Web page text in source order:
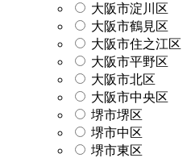
大阪市淀川区
大阪市鶴見区
大阪市住之江区
大阪市平野区
大阪市北区
大阪市中央区
堺市堺区
堺市中区
堺市東区